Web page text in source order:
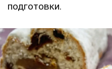
подготовки.